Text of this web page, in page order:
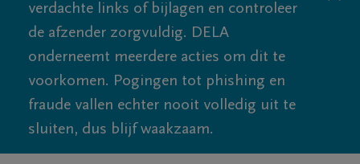
verdachte links of bijlagen en controleer
de afzender zorgvuldig. DELA
onderneemt meerdere acties om dit te
voorkomen. Pogingen tot phishing en
fraude vallen echter nooit volledig uit te
sluiten, dus blijf waakzaam.